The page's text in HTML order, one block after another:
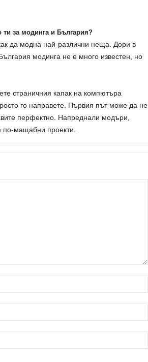
за модинга и България?
да модна най-различни неща. Дори в
модинга не е много известен, но
страничния капак на компютъра
го направете. Първия път може да не
перфектно. Напреднали модъри,
по-мащабни проекти.